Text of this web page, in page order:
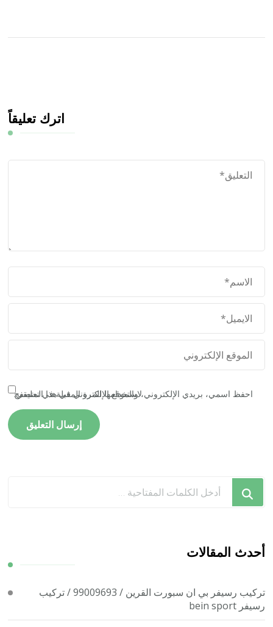
اترك تعليقاً
احفظ اسمي، بريدي الإلكتروني، والموقع الإلكتروني في هذا المتصفح لاستخدامها المرة المقبلة في تعليقي.
تبحث
ما؟
أحدث المقالات
تركيب رسيفر بي ان سبورت القرين / 99009693 / تركيب
رسيفر bein sport